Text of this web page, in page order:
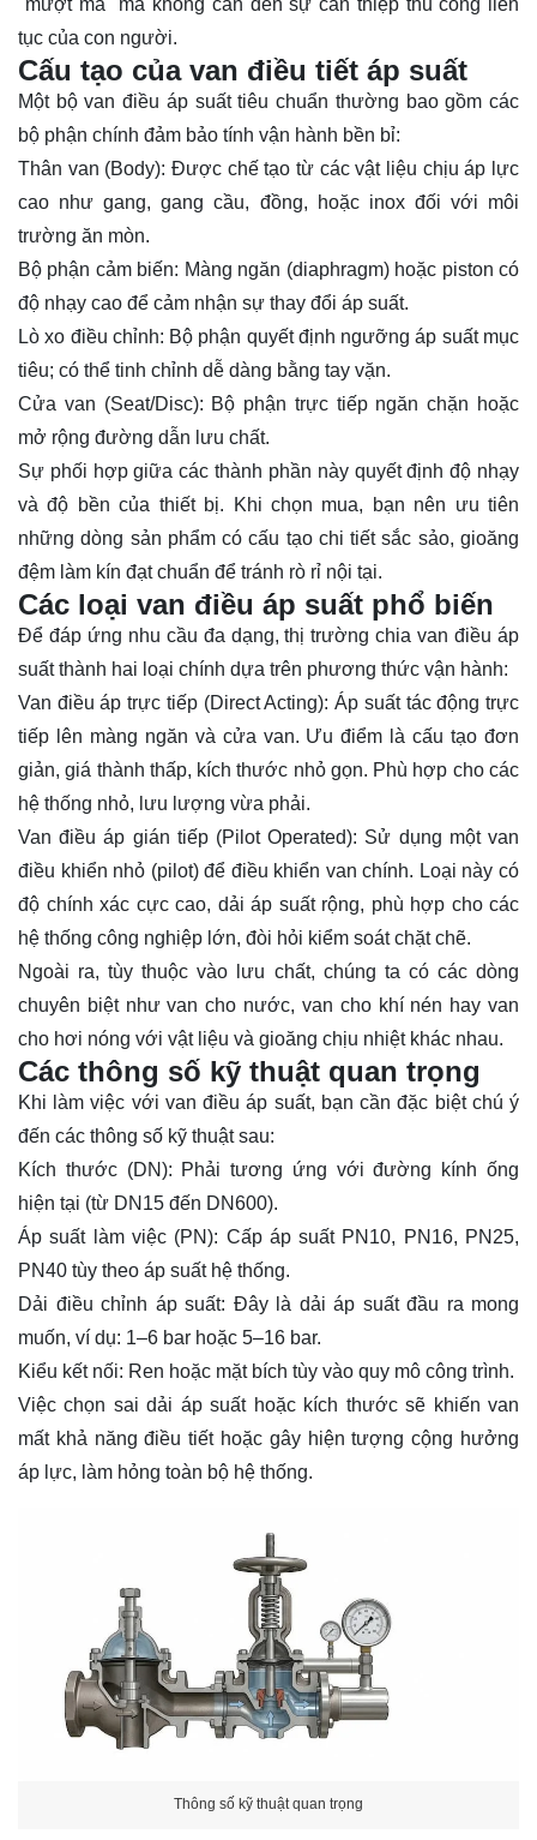
"mượt mà" mà không cần đến sự can thiệp thủ công liên
tục của con người.
Cấu tạo của van điều tiết áp suất
Một bộ van điều áp suất tiêu chuẩn thường bao gồm các
bộ phận chính đảm bảo tính vận hành bền bỉ:
Thân van (Body): Được chế tạo từ các vật liệu chịu áp lực
cao như gang, gang cầu, đồng, hoặc inox đối với môi
trường ăn mòn.
Bộ phận cảm biến: Màng ngăn (diaphragm) hoặc piston có
độ nhạy cao để cảm nhận sự thay đổi áp suất.
Lò xo điều chỉnh: Bộ phận quyết định ngưỡng áp suất mục
tiêu; có thể tinh chỉnh dễ dàng bằng tay vặn.
Cửa van (Seat/Disc): Bộ phận trực tiếp ngăn chặn hoặc
mở rộng đường dẫn lưu chất.
Sự phối hợp giữa các thành phần này quyết định độ nhạy
và độ bền của thiết bị. Khi chọn mua, bạn nên ưu tiên
những dòng sản phẩm có cấu tạo chi tiết sắc sảo, gioăng
đệm làm kín đạt chuẩn để tránh rò rỉ nội tại.
Các loại van điều áp suất phổ biến
Để đáp ứng nhu cầu đa dạng, thị trường chia van điều áp
suất thành hai loại chính dựa trên phương thức vận hành:
Van điều áp trực tiếp (Direct Acting): Áp suất tác động trực
tiếp lên màng ngăn và cửa van. Ưu điểm là cấu tạo đơn
giản, giá thành thấp, kích thước nhỏ gọn. Phù hợp cho các
hệ thống nhỏ, lưu lượng vừa phải.
Van điều áp gián tiếp (Pilot Operated): Sử dụng một van
điều khiển nhỏ (pilot) để điều khiển van chính. Loại này có
độ chính xác cực cao, dải áp suất rộng, phù hợp cho các
hệ thống công nghiệp lớn, đòi hỏi kiểm soát chặt chẽ.
Ngoài ra, tùy thuộc vào lưu chất, chúng ta có các dòng
chuyên biệt như van cho nước, van cho khí nén hay van
cho hơi nóng với vật liệu và gioăng chịu nhiệt khác nhau.
Các thông số kỹ thuật quan trọng
Khi làm việc với van điều áp suất, bạn cần đặc biệt chú ý
đến các thông số kỹ thuật sau:
Kích thước (DN): Phải tương ứng với đường kính ống
hiện tại (từ DN15 đến DN600).
Áp suất làm việc (PN): Cấp áp suất PN10, PN16, PN25,
PN40 tùy theo áp suất hệ thống.
Dải điều chỉnh áp suất: Đây là dải áp suất đầu ra mong
muốn, ví dụ: 1–6 bar hoặc 5–16 bar.
Kiểu kết nối: Ren hoặc mặt bích tùy vào quy mô công trình.
Việc chọn sai dải áp suất hoặc kích thước sẽ khiến van
mất khả năng điều tiết hoặc gây hiện tượng cộng hưởng
áp lực, làm hỏng toàn bộ hệ thống.
Thông số kỹ thuật quan trọng